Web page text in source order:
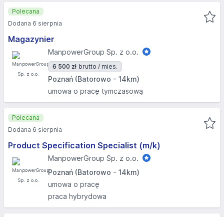
Magazynier
ManpowerGroup Sp. z o.o.
6 500 zł brutto / mies.
Poznań (Batorowo - 14km)
umowa o pracę tymczasową
Polecana
Dodana 6 sierpnia
Product Specification Specialist (m/k)
ManpowerGroup Sp. z o.o.
Poznań (Batorowo - 14km)
umowa o pracę
praca hybrydowa
Polecana
Dodana 6 sierpnia